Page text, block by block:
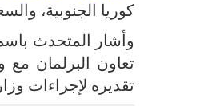
كوريا الجنوبية،
وأشار المتحدث
تعاون البرلمان
تقديره لإجراءات